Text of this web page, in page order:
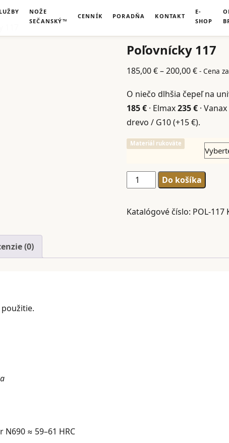
NOŽE
SEČANSKÝ™
CENNÍK PORADŇA KONTAKT
E-
SHOP
Poľovnícky 117
185,00€–200,00€Price
185,00 €
through
200,00 €
- Cena
O niečo dlhšia čepeľ na
185 €· Elmax235 €· Vanax
drevo / G10 (+15 €).
Materiál rukoväte
množstvo
Poľovnícky
117
Do košíka
Katalógové číslo: POL-117
(0)
≈ 59–61 HRC